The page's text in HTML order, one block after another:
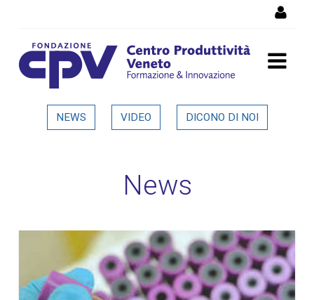
Dettaglio in evidenza
NEWS VIDEO DICONO DI NOI
News